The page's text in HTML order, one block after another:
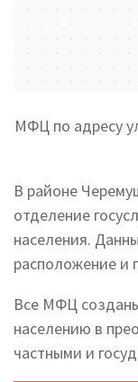
МФЦ по адресу
В районе
отделение
населения.
расположение и
Все МФЦ
населению в
частными и